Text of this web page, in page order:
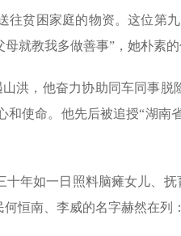
往贫困家庭的物资。这位第
就教我多做善事”，她朴素
洪，他奋力协助同车同事
使命。他先后被追授“湖南
十年如一日照料脑瘫女儿、
恒南、李威的名字赫然在